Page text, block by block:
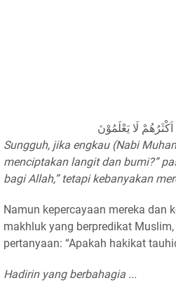
لَا يَعْلَمُوْنَ
Sungguh, jika engkau (Nabi
menciptakan langit dan bumi?”
bagi Allah,” tetapi kebanyakan
Namun kepercayaan mereka dan
makhluk yang berpredikat
pertanyaan: “Apakah hakikat
Hadirin yang berbahagia ...